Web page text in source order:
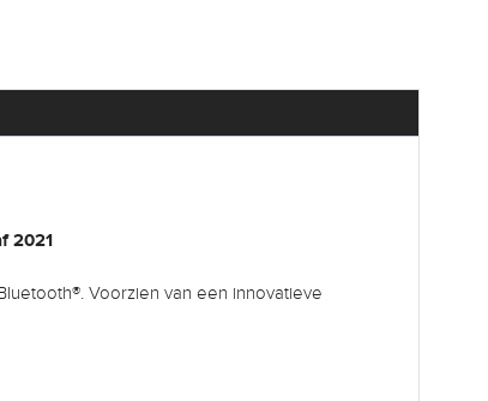
2021
Voorzien van een innovatieve